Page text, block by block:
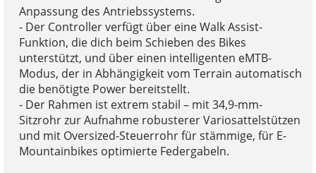
Anpassung des Antriebssystems.
- Der Controller verfügt über eine Walk Assist-
Funktion, die dich beim Schieben des Bikes
unterstützt, und über einen intelligenten eMTB-
Modus, der in Abhängigkeit vom Terrain automatisch
die benötigte Power bereitstellt.
- Der Rahmen ist extrem stabil – mit 34,9-mm-
Sitzrohr zur Aufnahme robusterer Variosattelstützen
und mit Oversized-Steuerrohr für stämmige, für E-
Mountainbikes optimierte Federgabeln.